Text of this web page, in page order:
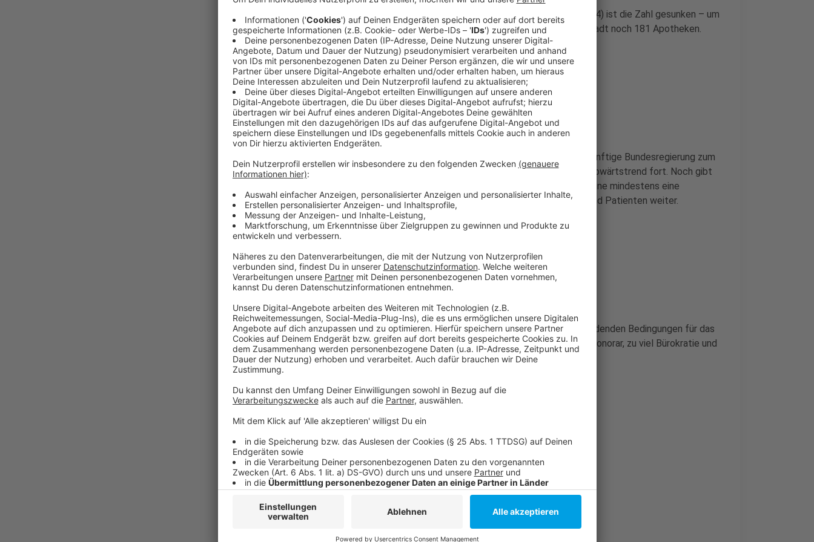
Innerhalb eines Jahres (1. Januar 2024 bis zum 31. Dezember 2024) ist die Zahl gesunken – um
sieben auf 151. Vor zehn Jahren (Ende 2014) gab es in unserer Stadt noch 181 Apotheken.
Anzeige
Immer weitere Wege für Patienten
Anzeige
schlägt Alarm und fordert die künftige Bundesregierung zum
Gegensteuern
auf. Denn schon seit 25 Jahren setzt sich dieser Abwärtstrend fort. Noch gibt
es in den Regierungsbezirken Düsseldorf und Köln in jeder Kommune mindestens eine
Apotheke. Doch schon jetzt werden die Wege für Patientinnen und Patienten weiter.
Anzeige
Bedingungen für Apotheken nicht gut
Anzeige
Das liegt laut eines Sprechers auch an den immer schlechter werdenden Bedingungen für das
Führen oder Neugründen einer Apotheke. Zum Beispiel zu wenig Honorar, zu viel Bürokratie und
der herrschende Fachkräftemangel.
Weitere Infos und Links zum Thema:
Anzeige
Die Meldung der Apothekerkammer Nordrhein
Fit durch den Winter - Die Erkältungszeit hat begonnen
Hier informiert der Apothekerverband Nordrhein